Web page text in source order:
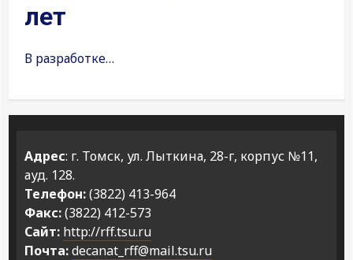
лет
В разработке…
Адрес: г. Томск, ул. Лыткина, 28-г, корпус №11,
ауд. 128.
Телефон:(3822) 413-964
Факс:(3822) 412-573
Сайт: http://rff.tsu.ru
Почта:decanat_rff@mail.tsu.ru